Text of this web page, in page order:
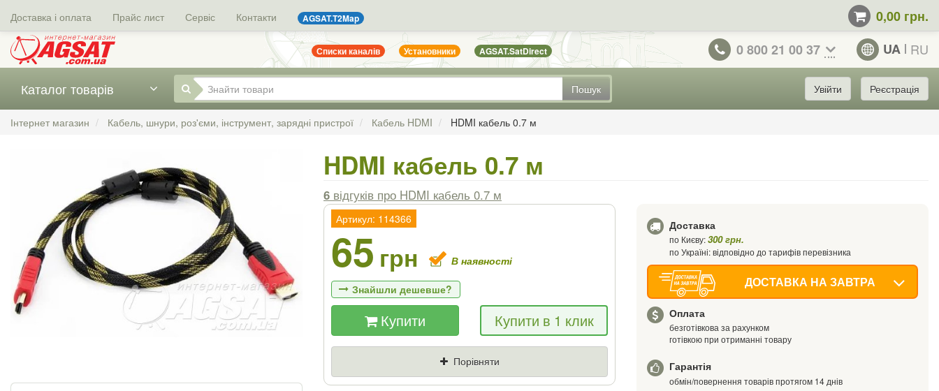
Доставка і оплата Прайс лист Сервіс Контакти AGSAT.T2Map 0,00 грн.
Списки каналів Установники AGSAT.SatDirect 0 800 21 00 37 UA RU
Пошук
Каталог товарів Увійти Реєстрація
Інтернет магазин Кабель, шнури, роз'єми, інструмент, зарядні пристрої Кабель HDMI HDMI кабель 0.7 м
HDMI кабель 0.7 м
6 відгуків про HDMI кабель 0.7 м
Артикул: 114366
65 грн В наявності
Знайшли дешевше?
Якщо Ви знайдете товар дешевше - ми
знизимо ціну і подаруємо % від різниці
Ціна
Де знайшли (Url
Купити Купити в 1 клик
Порівняти
Доставка
по Києву:300 грн.
по Україні: відповідно до тарифів перевізника
ДОСТАВКА НА ЗАВТРА
Оплата
безготівкова за рахунком
готівкою при отриманні товару
Гарантія
обмін/повернення товарів протягом 14 днів